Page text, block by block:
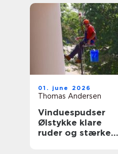
01. june 2026
Thomas Andersen
Vinduespudser
Ølstykke klare
ruder og stærke